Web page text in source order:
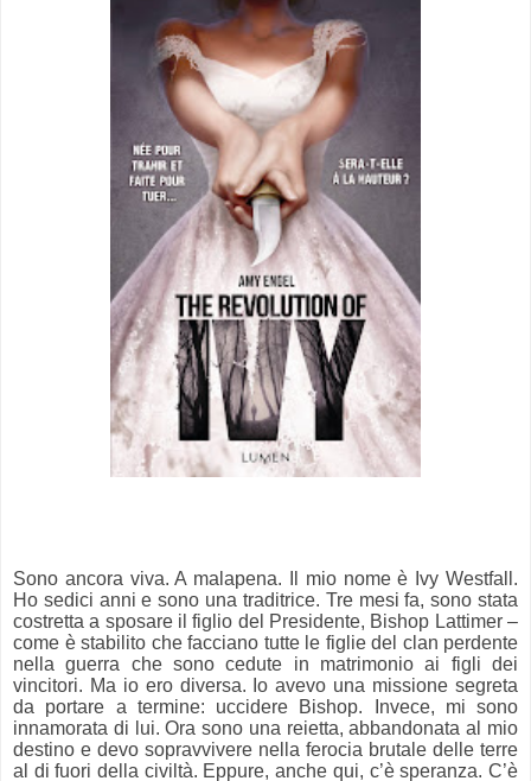
Sono ancora viva. A malapena. Il mio nome è Ivy Westfall.
Ho sedici anni e sono una traditrice. Tre mesi fa, sono stata
costretta a sposare il figlio del Presidente, Bishop Lattimer –
come è stabilito che facciano tutte le figlie del clan perdente
nella guerra che sono cedute in matrimonio ai figli dei
vincitori. Ma io ero diversa. Io avevo una missione segreta
da portare a termine: uccidere Bishop. Invece, mi sono
innamorata di lui. Ora sono una reietta, abbandonata al mio
destino e devo sopravvivere nella ferocia brutale delle terre
al di fuori della civiltà. Eppure, anche qui, c’è speranza. C’è